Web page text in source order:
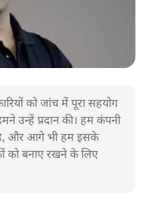
को जांच में पूरा सहयोग
उन्हें प्रदान की। हम कंपनी
है, और आगे भी हम इसके
को बनाए रखने के लिए